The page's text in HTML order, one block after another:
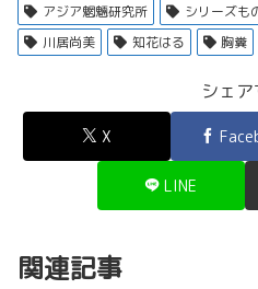
アジア魍魎研究所
シリーズも
川居尚美
知花はる 胸糞
シェ
X
LINE
関連記事